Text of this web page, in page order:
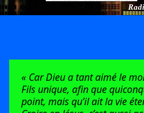
« Car Dieu a tant aimé le
Fils unique, afin que
point, mais qu’il ait la vie